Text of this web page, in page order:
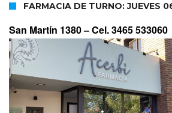
FARMACIA DE TURNO: JUEVES
San Martín 1380 –Cel. 3465 533060